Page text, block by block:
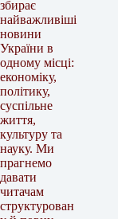
збирає
найважливіші
новини
України в
одному місці:
економіку,
політику,
суспільне
життя,
культуру та
науку. Ми
прагнемо
давати
читачам
структурован